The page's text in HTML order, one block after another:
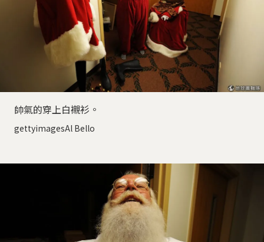
帥氣的穿上白襯衫。
gettyimagesAl Bello